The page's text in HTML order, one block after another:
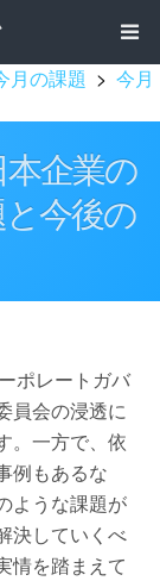
月の課題 > 今月
本企業の
今後の
ポレートガバ
員会の浸透に
。一方で、依
例もあるな
ような課題が
決していくべ
情を踏まえて